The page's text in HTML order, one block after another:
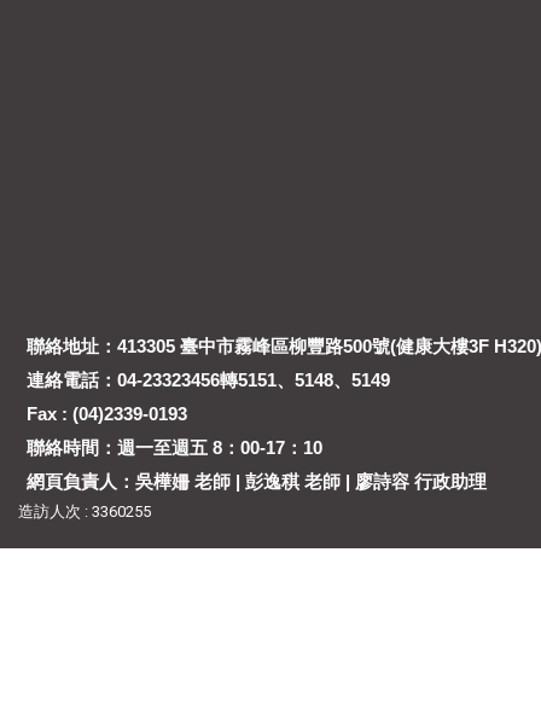
聯絡地址：413305 臺中市霧峰區柳豐路500號(健康大樓3F H320)
連絡電話：04-23323456轉5151、5148、5149
Fax : (04)2339-0193
聯絡時間：週一至週五 8：00-17：10
網頁負責人：吳樺姍 老師 | 彭逸稘 老師 | 廖詩容 行政助理
造訪人次 : 3360255